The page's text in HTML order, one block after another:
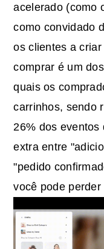
acelerado (como
como convidado
os clientes a
comprar é um
quais os
carrinhos, sendo
26% dos eventos
extra entre
"pedido
você pode perder